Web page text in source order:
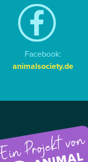
Facebook:
animalsociety.de